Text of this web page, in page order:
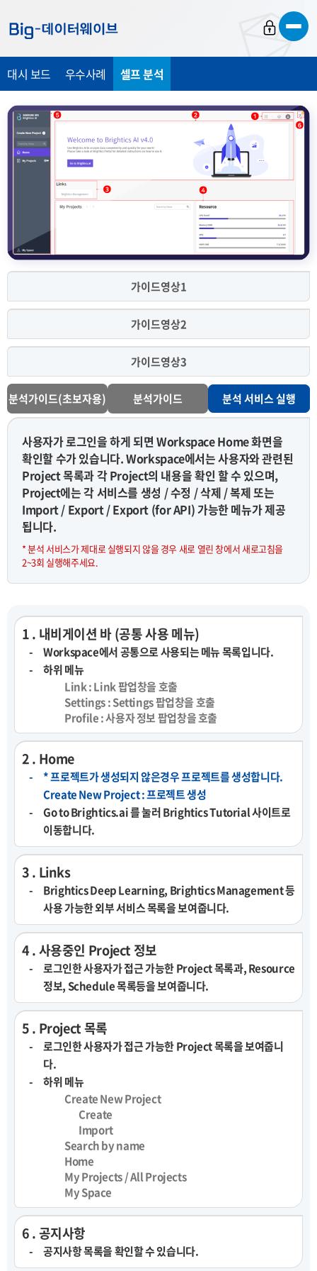
가
가
가
대시 보드 우수사례 셀프 분석
가이드영상1
가이드영상2
가이드영상3
분석가이드(초보자용) 분석가이드 분석 서비스 실행
사용자가 로그인을 하게 되면 Workspace Home 화면을
확인할 수가 있습니다. Workspace에서는 사용자와 관련된
Project 목록과 각 Project의 내용을 확인 할 수 있으며,
Project에는 각 서비스를 생성 / 수정 / 삭제 / 복제 또는
Import / Export / Export (for API) 가능한 메뉴가 제공
됩니다.
* 분석 서비스가 제대로 실행되지 않을 경우 새로 열린 창에서 새로고침을
2~3회 실행해주세요.
1 . 내비게이션 바 (공통 사용 메뉴)
Workspace에서 공통으로 사용되는 메뉴 목록입니다.
하위 메뉴
Link : Link 팝업창을 호출
Settings : Settings 팝업창을 호출
Profile : 사용자 정보 팝업창을 호출
2 . Home
* 프로젝트가 생성되지 않은경우 프로젝트를 생성합니다.
Create New Project : 프로젝트 생성
Go to Brightics.ai 를 눌러 Brightics Tutorial 사이트로
이동합니다.
3 . Links
Brightics Deep Learning, Brightics Management 등
사용 가능한 외부 서비스 목록을 보여줍니다.
4 . 사용중인 Project 정보
로그인한 사용자가 접근 가능한 Project 목록과, Resource
정보, Schedule 목록등을 보여줍니다.
5 . Project 목록
로그인한 사용자가 접근 가능한 Project 목록을 보여줍니
다.
하위 메뉴
Create New Project
Create
Import
Search by name
Home
My Projects / All Projects
My Space
6 . 공지사항
공지사항 목록을 확인할 수 있습니다.